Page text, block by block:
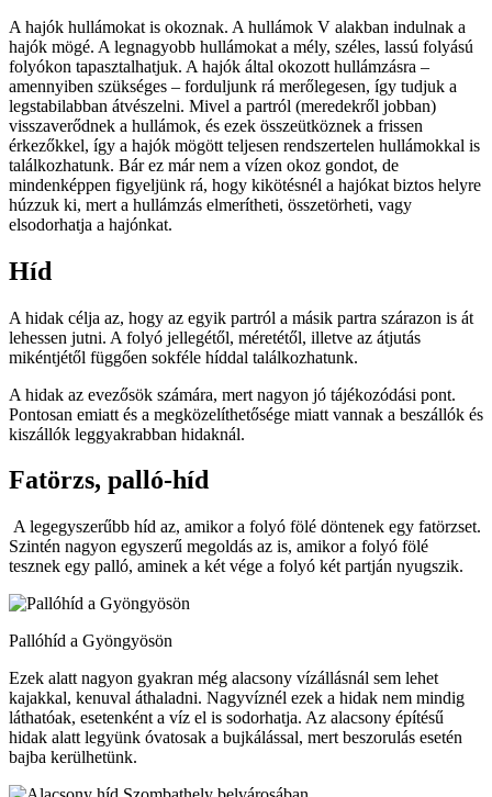
A hajók hullámokat is okoznak. A hullámok V alakban indulnak a
hajók mögé. A legnagyobb hullámokat a mély, széles, lassú folyású
folyókon tapasztalhatjuk. A hajók által okozott hullámzásra –
amennyiben szükséges – forduljunk rá merőlegesen, így tudjuk a
legstabilabban átvészelni. Mivel a partról (meredekről jobban)
visszaverődnek a hullámok, és ezek összeütköznek a frissen
érkezőkkel, így a hajók mögött teljesen rendszertelen hullámokkal is
találkozhatunk. Bár ez már nem a vízen okoz gondot, de
mindenképpen figyeljünk rá, hogy kikötésnél a hajókat biztos helyre
húzzuk ki, mert a hullámzás elmerítheti, összetörheti, vagy
elsodorhatja a hajónkat.
Híd
A hidak célja az, hogy az egyik partról a másik partra szárazon is át
lehessen jutni. A folyó jellegétől, méretétől, illetve az átjutás
mikéntjétől függően sokféle híddal találkozhatunk.
A hidak az evezősök számára, mert nagyon jó tájékozódási pont.
Pontosan emiatt és a megközelíthetősége miatt vannak a beszállók és
kiszállók leggyakrabban hidaknál.
Fatörzs, palló-híd
A legegyszerűbb híd az, amikor a folyó fölé döntenek egy fatörzset.
Szintén nagyon egyszerű megoldás az is, amikor a folyó fölé
tesznek egy palló, aminek a két vége a folyó két partján nyugszik.
Pallóhíd a Gyöngyösön
Ezek alatt nagyon gyakran még alacsony vízállásnál sem lehet
kajakkal, kenuval áthaladni. Nagyvíznél ezek a hidak nem mindig
láthatóak, esetenként a víz el is sodorhatja. Az alacsony építésű
hidak alatt legyünk óvatosak a bujkálással, mert beszorulás esetén
bajba kerülhetünk.